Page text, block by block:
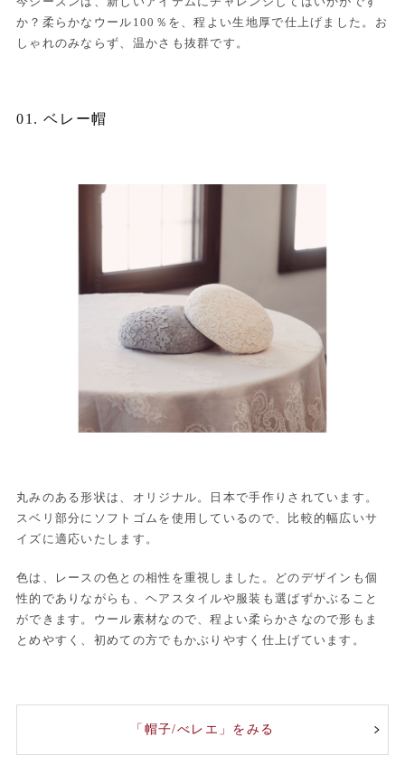
か？柔らかなウール100％を、程よい生地厚で仕上げました。お
しゃれのみならず、温かさも抜群です。
01. ベレー帽
丸みのある形状は、オリジナル。日本で手作りされています。
スベリ部分にソフトゴムを使用しているので、比較的幅広いサ
イズに適応いたします。
色は、レースの色との相性を重視しました。どのデザインも個
性的でありながらも、ヘアスタイルや服装も選ばずかぶること
ができます。ウール素材なので、程よい柔らかさなので形もま
とめやすく、初めての方でもかぶりやすく仕上げています。
「帽子/べレエ」をみる